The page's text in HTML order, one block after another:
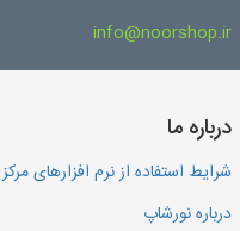
info@noorshop.ir
درباره ما
شرایط استفاده از نرم افزارهای مرکز
درباره نورشاپ